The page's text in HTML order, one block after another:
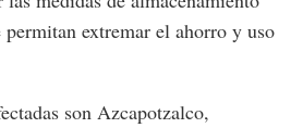
extremar el ahorro y uso
son Azcapotzalco,